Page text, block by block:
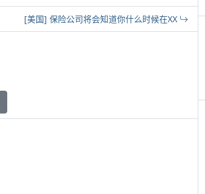
[美国] 保险公司将会知道你什么时候在XX